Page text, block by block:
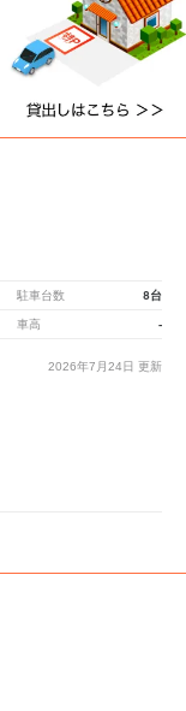
駐車台数 8台
車高 -
2026年7月24日 更新